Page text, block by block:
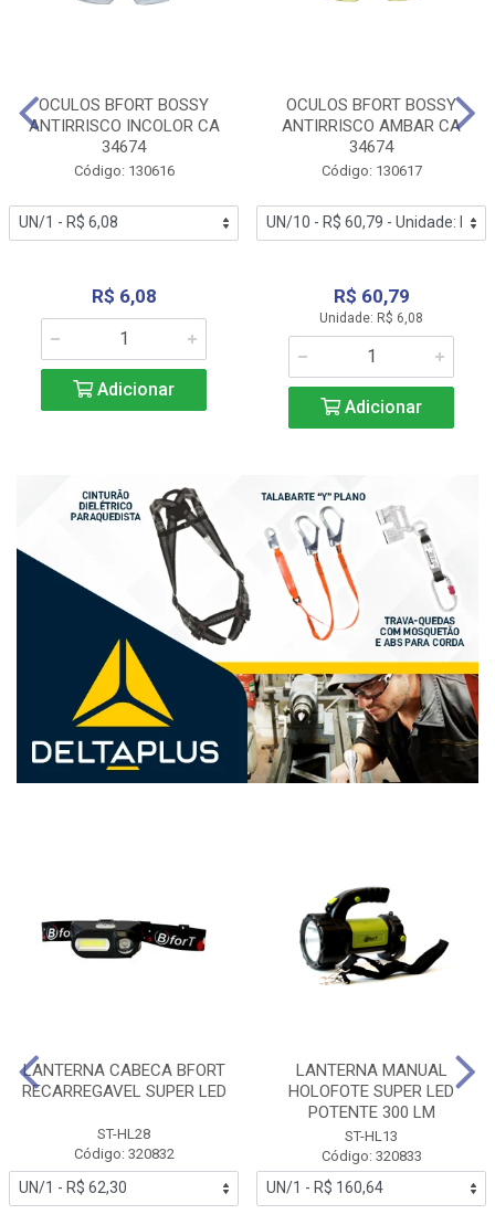
OCULOS BFORT BOSSY
ANTIRRISCO INCOLOR CA
34674
Código: 130616
R$ 6,08
Adicionar
OCULOS BFORT BOSSY
ANTIRRISCO AMBAR CA
34674
Código: 130617
R$ 60,79
Unidade: R$ 6,08
Adicionar
LANTERNA CABECA BFORT
RECARREGAVEL SUPER LED
ST-HL28
Código: 320832
LANTERNA MANUAL
HOLOFOTE SUPER LED
POTENTE 300 LM
ST-HL13
Código: 320833